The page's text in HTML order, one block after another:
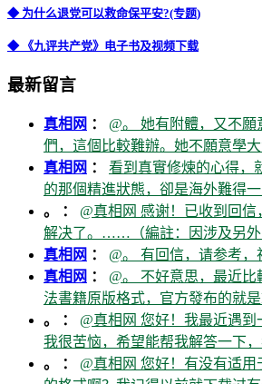
◆ 为什么退党可以救命保平安?(专题)
◆ 《九评共产党》电子书及视频下载
最新留言
真相网 ： @。 她有附體，又不
們，這個比較難辦。她不願意學
真相网 ： 看到真實修煉的心得，
的那個精進狀態，卻是海外難得
。 ： @真相网 感谢！已收到回
解决了。……（編註：因涉及另外
真相网 ： @。 有回信，请参考，
真相网 ： @。 不好意思，最近
法書籍原版格式，官方發布的就是
。 ： @真相网 您好！我最近遇
我很苦恼，希望能帮我解答一下
。 ： @真相网 您好！有没有适